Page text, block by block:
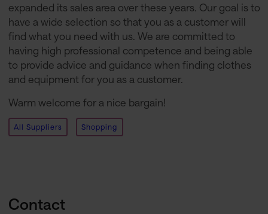
expanded its sales area over these years. Our goal is to
have a wide selection so that you as a customer will
find what you need with us. We are committed to
having high professional competence and being able
to provide advice and guidance when finding clothes
and equipment for you as a customer.
Warm welcome for a nice bargain!
All Suppliers Shopping
Contact